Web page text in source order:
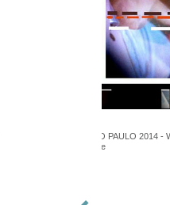
FILE SÃO PAULO 2014 -
Mídia Arte